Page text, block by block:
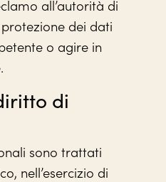
all’autorità di
dei dati
o agire in
di
sono trattati
nell’esercizio di